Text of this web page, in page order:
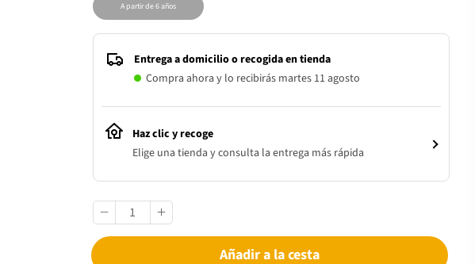
A partir de 6 años
Entrega a domicilio o recogida en tienda
Compra ahora y lo recibirás martes 11 agosto
Haz clic y recoge
Elige una tienda y consulta la entrega más rápida
Añadir a la cesta